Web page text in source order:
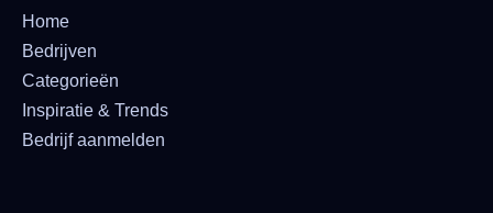
Home
Bedrijven
Categorieën
Inspiratie & Trends
Bedrijf aanmelden